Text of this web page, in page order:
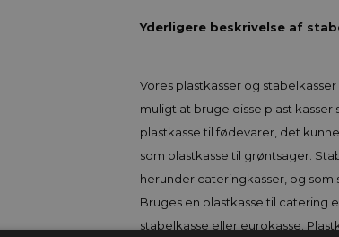
Yderligere beskrivelse af
Vores plastkasser og
muligt at bruge disse plast
plastkasse til fødevarer, det
som plastkasse til grøntsager.
herunder cateringkasser, og som
Bruges en plastkasse til catering
stabelkasse eller eurokasse.